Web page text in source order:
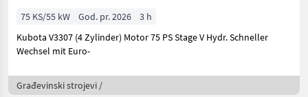
75 KS/55 kW God. pr. 2026
3 h
Kubota V3307 (4 Zylinder) Motor 75 PS Stage V Hydr. Schneller
Wechsel mit Euro-
Građevinski strojevi /